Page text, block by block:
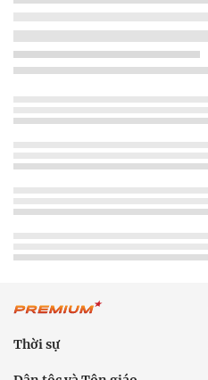
Thời sự